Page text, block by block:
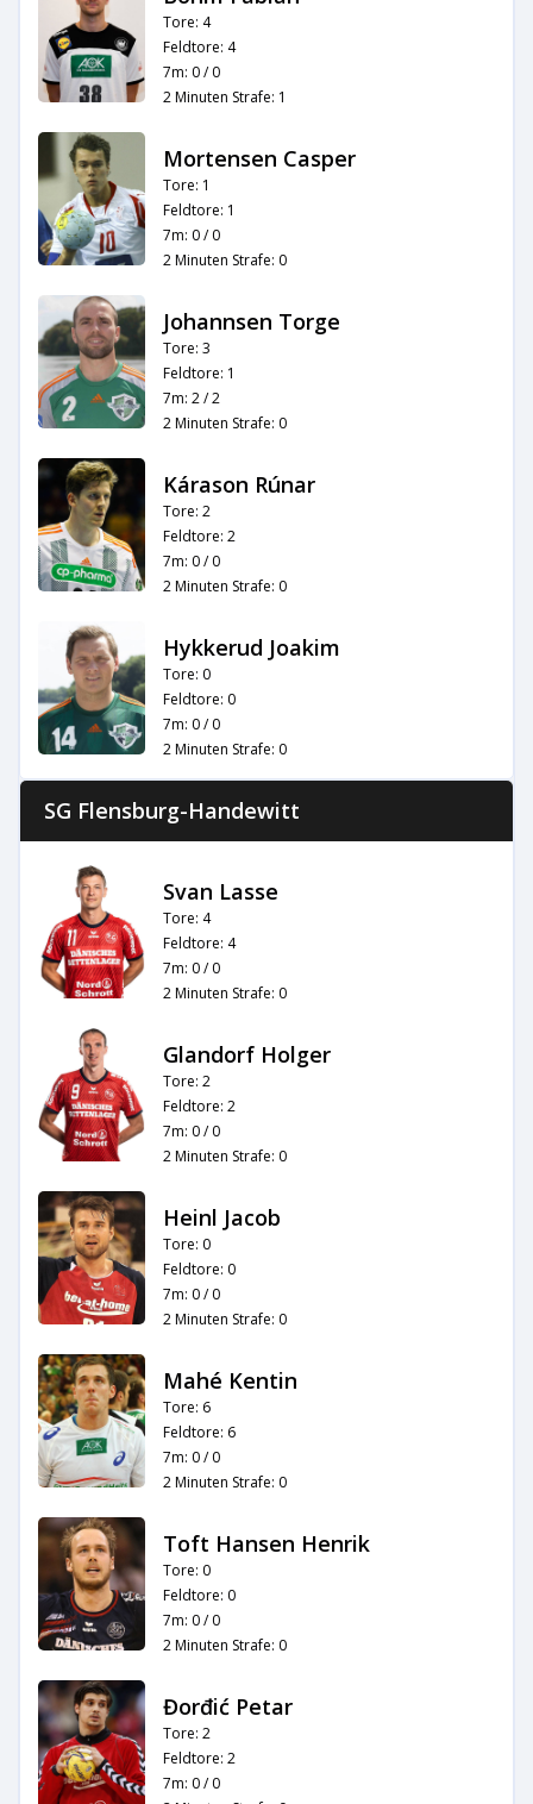
Tore: 4
Feldtore: 4
7m: 0 / 0
2 Minuten Strafe: 1
Mortensen Casper
Tore: 1
Feldtore: 1
7m: 0 / 0
2 Minuten Strafe: 0
Johannsen Torge
Tore: 3
Feldtore: 1
7m: 2 / 2
2 Minuten Strafe: 0
Kárason Rúnar
Tore: 2
Feldtore: 2
7m: 0 / 0
2 Minuten Strafe: 0
Hykkerud Joakim
Tore: 0
Feldtore: 0
7m: 0 / 0
2 Minuten Strafe: 0
SG Flensburg-Handewitt
Svan Lasse
Tore: 4
Feldtore: 4
7m: 0 / 0
2 Minuten Strafe: 0
Glandorf Holger
Tore: 2
Feldtore: 2
7m: 0 / 0
2 Minuten Strafe: 0
Heinl Jacob
Tore: 0
Feldtore: 0
7m: 0 / 0
2 Minuten Strafe: 0
Mahé Kentin
Tore: 6
Feldtore: 6
7m: 0 / 0
2 Minuten Strafe: 0
Toft Hansen Henrik
Tore: 0
Feldtore: 0
7m: 0 / 0
2 Minuten Strafe: 0
Đorđić Petar
Tore: 2
Feldtore: 2
7m: 0 / 0